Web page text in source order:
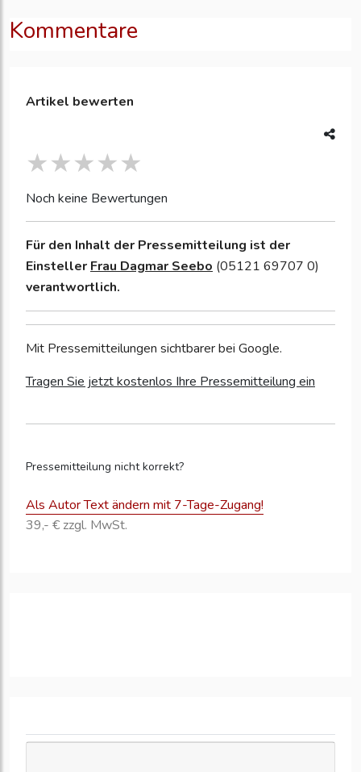
Kommentare
Artikel bewerten
Noch keine Bewertungen
Für den Inhalt der Pressemitteilung ist der
Einsteller Frau Dagmar Seebo (05121 69707 0)
verantwortlich.
Mit Pressemitteilungen sichtbarer bei Google.
Tragen Sie jetzt kostenlos Ihre Pressemitteilung ein
Pressemitteilung nicht korrekt?
Als Autor Text ändern mit 7-Tage-Zugang!
39,- € zzgl. MwSt.